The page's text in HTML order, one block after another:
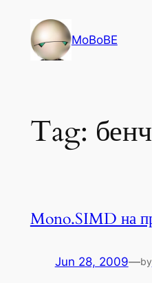
content
MoBoBE
Tag:
Mono.SIMD на
Jun 28, 2009—by